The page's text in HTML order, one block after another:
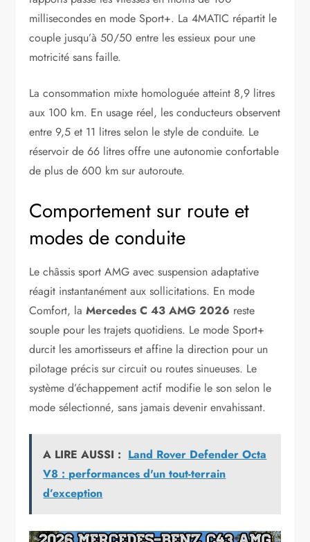
millisecondes en mode Sport+. La 4MATIC répartit le
couple jusqu’à 50/50 entre les essieux pour une
motricité sans faille.
La consommation mixte homologuée atteint 8,9 litres
aux 100 km. En usage réel, les conducteurs observent
entre 9,5 et 11 litres selon le style de conduite. Le
réservoir de 66 litres offre une autonomie confortable
de plus de 600 km sur autoroute.
Comportement sur route et
modes de conduite
Le châssis sport AMG avec suspension adaptative
réagit instantanément aux sollicitations. En mode
Comfort, laMercedes C 43 AMG 2026 reste
souple pour les trajets quotidiens. Le mode Sport+
durcit les amortisseurs et affine la direction pour un
pilotage précis sur circuit ou routes sinueuses. Le
système d’échappement actif modifie le son selon le
mode sélectionné, sans jamais devenir envahissant.
A LIRE AUSSI : Land Rover Defender Octa
V8 : performances d'un tout-terrain
d’exception